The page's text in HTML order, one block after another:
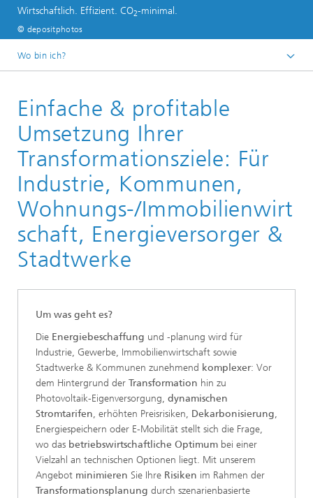
Wirtschaftlich. Effizient. CO2-minimal.
© depositphotos
Wo bin ich?
Einfache & profitable
Umsetzung Ihrer
Transformationsziele: Für
Industrie, Kommunen,
Wohnungs-/Immobilienwirt
schaft, Energieversorger &
Stadtwerke
Um was geht es?
Die Energiebeschaffung und -planung wird für
Industrie, Gewerbe, Immobilienwirtschaft sowie
Stadtwerke & Kommunen zunehmend komplexer: Vor
dem Hintergrund der Transformation hin zu
Photovoltaik-Eigenversorgung, dynamischen
Stromtarifen, erhöhten Preisrisiken, Dekarbonisierung,
Energiespeichern oder E-Mobilität stellt sich die Frage,
wo das betriebswirtschaftliche Optimum bei einer
Vielzahl an technischen Optionen liegt. Mit unserem
Angebot minimieren Sie Ihre Risiken im Rahmen der
Transformationsplanung durch szenarienbasierte